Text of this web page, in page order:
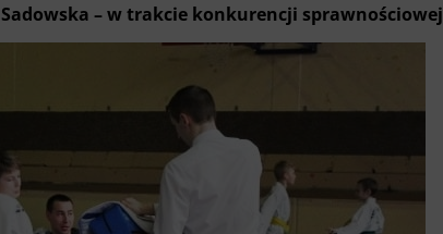
– w trakcie konkurencji sprawnościowej